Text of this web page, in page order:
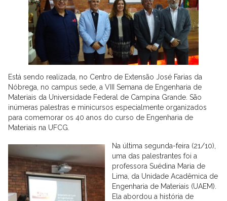
Está sendo realizada, no Centro de Extensão José Farias da
Nóbrega, no campus sede, a VIII Semana de Engenharia de
Materiais da Universidade Federal de Campina Grande. São
inúmeras palestras e minicursos especialmente organizados
para comemorar os 40 anos do curso de Engenharia de
Materiais na UFCG.
Na última segunda-feira (21/10),
uma das palestrantes foi a
professora Suédina Maria de
Lima, da Unidade Acadêmica de
Engenharia de Materiais (UAEM).
Ela abordou a história de